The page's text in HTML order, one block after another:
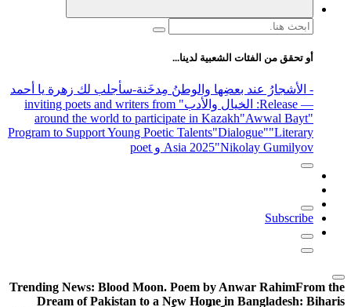
البحث
أو تحقق من الفئات الشعبية لدينا...
- الأشجارُ عند بعضِها والوطنُ مِدخَنة-سأجلب لك زهرة يا أحمد
— Release
: الخيال والأدب
" inviting poets and writers from
around the world to participate in Kazakh"Awwal Bayt"
Program to Support Young Poetic Talents"Dialogue""Literary
Asia 2025"Nikolay Gumilyov و poet
Subscribe
Trending News: Blood Moon. Poem by Anwar RahimFrom the
Dream of Pakistan to a New Home in Bangladesh: Biharis